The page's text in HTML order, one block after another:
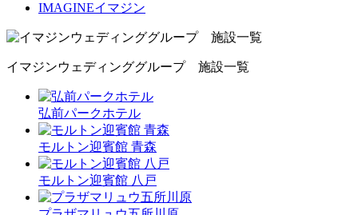
IMAGINEイマジン
イマジンウェディンググループ 施設一覧
弘前パークホテル
モルトン迎賓館 青森
モルトン迎賓館 八戸